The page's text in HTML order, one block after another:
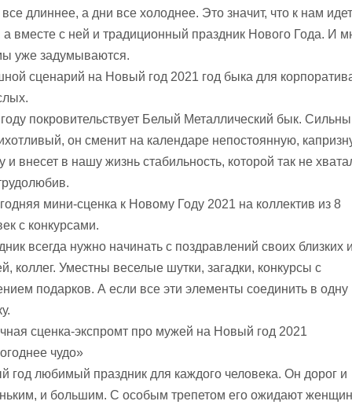
длиннее, а дни все холоднее. Это значит, что к нам идет
а вместе с ней и традиционный праздник Нового Года. И
уже задумываются.
сценарий на Новый год 2021 год быка для
покровительствует Белый Металлический бык.
он сменит на календаре непостоянную,
и внесет в нашу жизнь стабильность, которой так не
мини-сценка к Новому Году 2021 на коллектив из 8
с конкурсами.
всегда нужно начинать с поздравлений своих близких
коллег. Уместны веселые шутки, загадки, конкурсы с
подарков. А если все эти элементы соединить в одну
сценка-экспромт про мужей на Новый год 2021
чудо»
год любимый праздник для каждого человека. Он дорог и
и большим. С особым трепетом его ожидают